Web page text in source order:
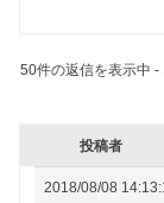
50件の返信を表示中
投稿者
2018/08/08